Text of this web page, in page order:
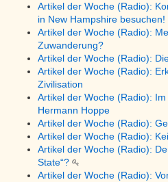
Artikel der Woche (Radio):
in New Hampshire besuchen!
Artikel der Woche (Radio):
Zuwanderung?
Artikel der Woche (Radio):
Artikel der Woche (Radio):
Zivilisation
Artikel der Woche (Radio):
Hermann Hoppe
Artikel der Woche (Radio):
Artikel der Woche (Radio):
Artikel der Woche (Radio):
State“?
Artikel der Woche (Radio):